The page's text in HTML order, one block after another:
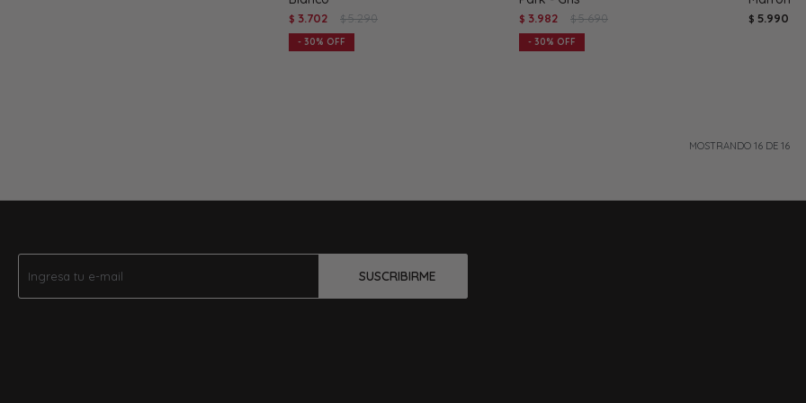
$ 3.702 $ 5.290
30
$ 3.982 $ 5.690
30
$ 5.990
MOSTRANDO16 DE16
SUSCRIBIRME